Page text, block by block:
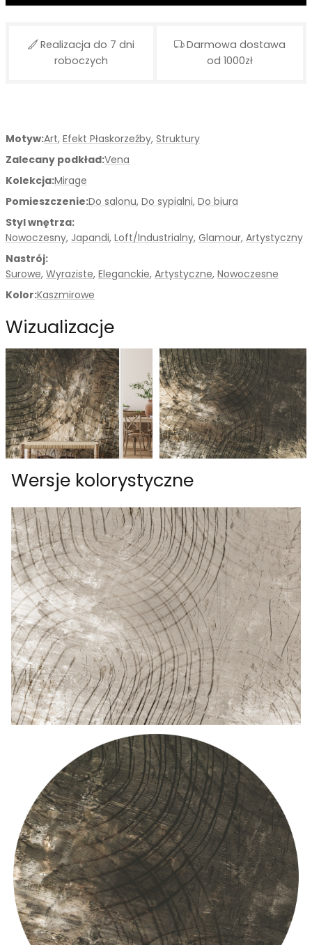
Motyw:Art, Efekt Płaskorzeźby, Struktury
Zalecany podkład:Vena
Kolekcja:Mirage
Pomieszczenie:Do salonu, Do sypialni, Do biura
Styl wnętrza:
Nowoczesny, Japandi, Loft/Industrialny, Glamour, Artystyczny
Nastrój:
Surowe, Wyraziste, Eleganckie, Artystyczne, Nowoczesne
Kolor:Kaszmirowe
Wizualizacje
Realizacja do 7 dni
roboczych
Darmowa dostawa
od 1000zł
Wersje kolorystyczne